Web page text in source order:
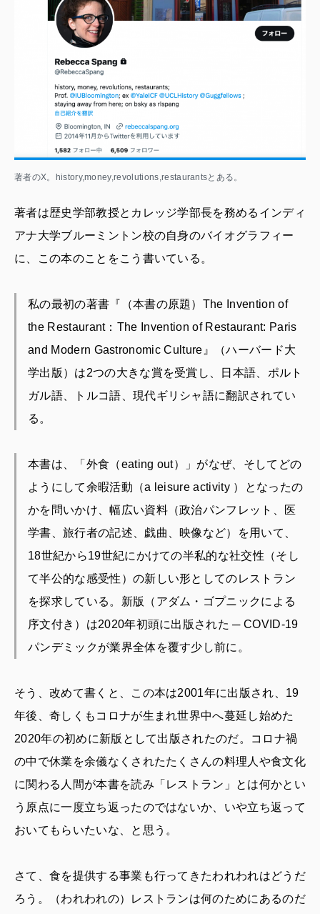
著者のX。history,money,revolutions,restaurantsとある。
著者は歴史学部教授とカレッジ学部長を務めるインディ
アナ大学ブルーミントン校の自身のバイオグラフィー
に、この本のことをこう書いている。
私の最初の著書『（本書の原題）The Invention of
the Restaurant：The Invention of Restaurant: Paris
and Modern Gastronomic Culture』（ハーバード大
学出版）は2つの大きな賞を受賞し、日本語、ポルト
ガル語、トルコ語、現代ギリシャ語に翻訳されてい
る。
本書は、「外食（eating out）」がなぜ、そしてどの
ようにして余暇活動（a leisure activity ）となったの
かを問いかけ、幅広い資料（政治パンフレット、医
学書、旅行者の記述、戯曲、映像など）を用いて、
18世紀から19世紀にかけての半私的な社交性（そし
て半公的な感受性）の新しい形としてのレストラン
を探求している。新版（アダム・ゴプニックによる
序文付き）は2020年初頭に出版された ─ COVID-19
パンデミックが業界全体を覆す少し前に。
そう、改めて書くと、この本は2001年に出版され、19
年後、奇しくもコロナが生まれ世界中へ蔓延し始めた
2020年の初めに新版として出版されたのだ。コロナ禍
の中で休業を余儀なくされたたくさんの料理人や食文化
に関わる人間が本書を読み「レストラン」とは何かとい
う原点に一度立ち返ったのではないか、いや立ち返って
おいてもらいたいな、と思う。
さて、食を提供する事業も行ってきたわれわれはどうだ
ろう。（われわれの）レストランは何のためにあるのだ